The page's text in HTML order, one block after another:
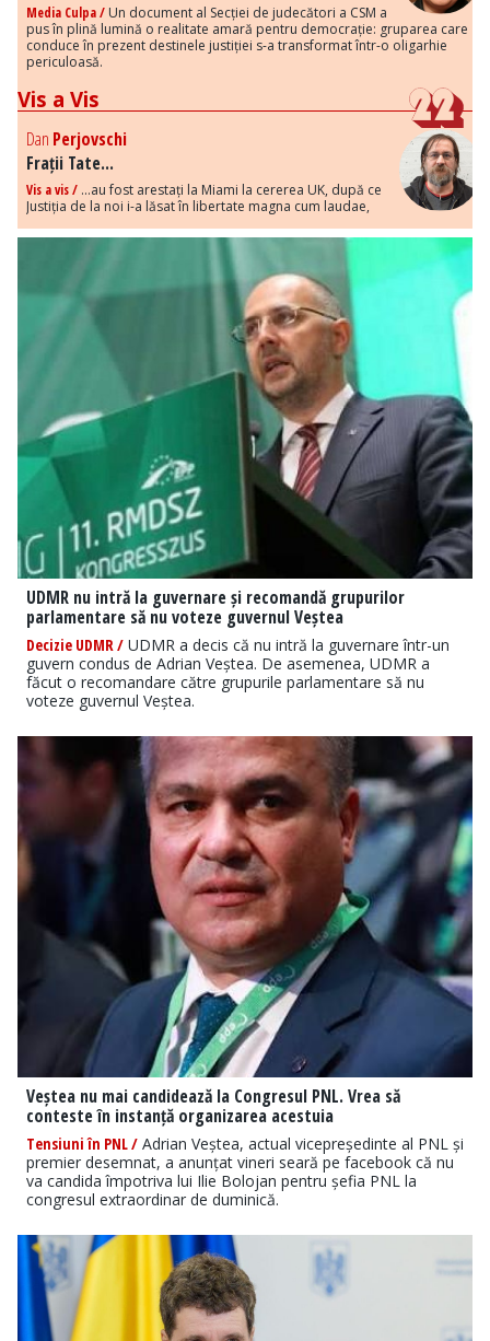
Media Culpa / Un document al Secției de judecători a CSM a
pus în plină lumină o realitate amară pentru democrație: gruparea care
conduce în prezent destinele justiției s-a transformat într-o oligarhie
periculoasă.
Vis a Vis
Dan Perjovschi
Frații Tate...
Vis a vis / ...au fost arestați la Miami la cererea UK, după ce
Justiția de la noi i-a lăsat în libertate magna cum laudae,
UDMR nu intră la guvernare și recomandă grupurilor
parlamentare să nu voteze guvernul Veștea
Decizie UDMR / UDMR a decis că nu intră la guvernare într-un
guvern condus de Adrian Veștea. De asemenea, UDMR a
făcut o recomandare către grupurile parlamentare să nu
voteze guvernul Veștea.
Veștea nu mai candidează la Congresul PNL. Vrea să
conteste în instanță organizarea acestuia
Tensiuni în PNL / Adrian Veștea, actual vicepreședinte al PNL și
premier desemnat, a anunțat vineri seară pe facebook că nu
va candida împotriva lui Ilie Bolojan pentru șefia PNL la
congresul extraordinar de duminică.